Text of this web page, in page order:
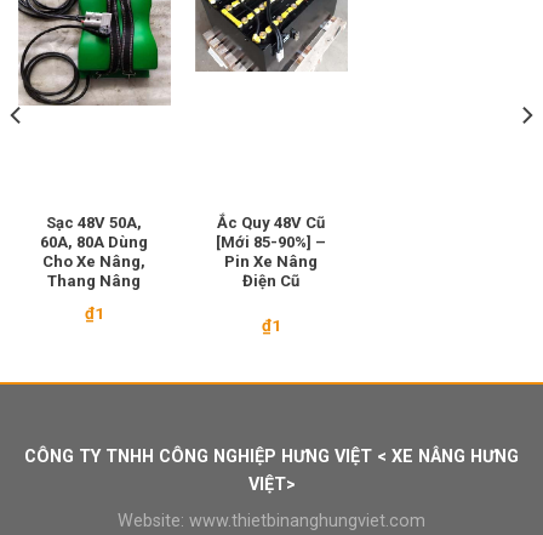
Sạc 48V 50A,
60A, 80A Dùng
Cho Xe Nâng,
Thang Nâng
₫1
Ắc Quy 48V Cũ
[Mới 85-90%] –
Pin Xe Nâng
Điện Cũ
₫1
CÔNG TY TNHH CÔNG NGHIỆP HƯNG VIỆT < XE NÂNG HƯNG
VIỆT>
Website: www.thietbinanghungviet.com